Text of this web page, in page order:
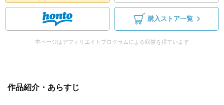
購入ストア一覧
本ページはアフィリエイトプログラムによる収益を得ています
作品紹介・あらすじ